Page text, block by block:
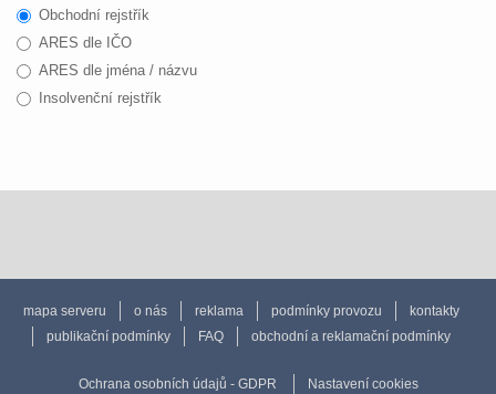
Obchodní rejstřík
ARES dle IČO
ARES dle jména / názvu
Insolvenční rejstřík
mapa serveru o nás reklama podmínky provozu
kontakty
publikační podmínky
FAQ obchodní a reklamační podmínky
Ochrana osobních údajů - GDPR Nastavení cookies